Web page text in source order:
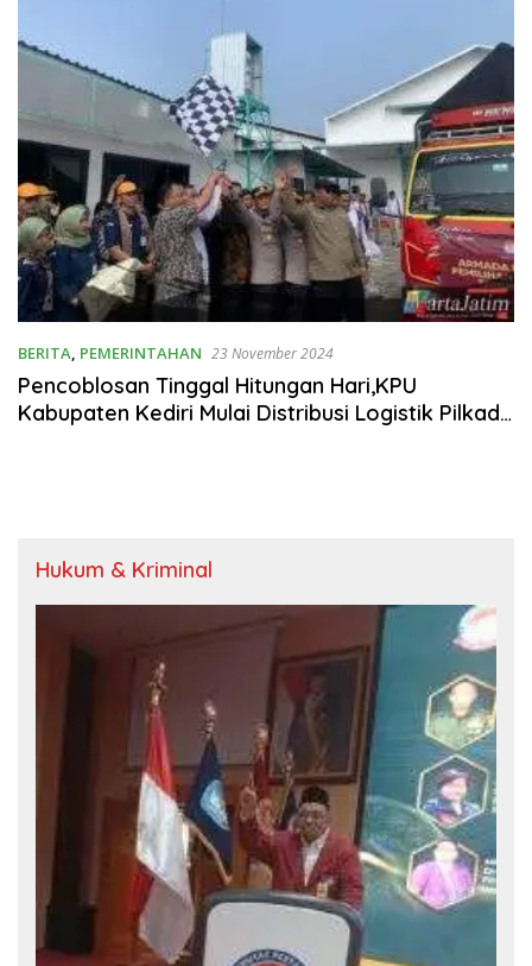
BERITA, PEMERINTAHAN 23 November 2024
Pencoblosan Tinggal Hitungan Hari,KPU
Kabupaten Kediri Mulai Distribusi Logistik Pilkada
Hukum & Kriminal